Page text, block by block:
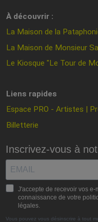
À découvrir :
La Maison de la
La Maison de Monsieur
Le Kiosque "Le Tour de
Liens rapides
Espace PRO - Artistes |
Billetterie
Inscrivez-vous à
J'accepte de recevoir vos
connaissance de votre
légales.
Vous pouvez vous désinscrire à tout